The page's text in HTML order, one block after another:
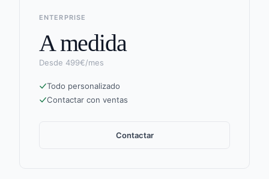
ENTERPRISE
A medida
Desde 499€/mes
Todo personalizado
Contactar con ventas
Contactar